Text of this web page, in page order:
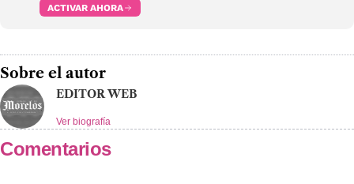
ACTIVAR AHORA
Sobre el autor
EDITOR WEB
Ver biografía
Comentarios